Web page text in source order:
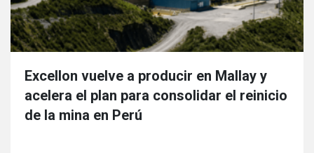
Excellon vuelve a producir en Mallay y
acelera el plan para consolidar el reinicio
de la mina en Perú